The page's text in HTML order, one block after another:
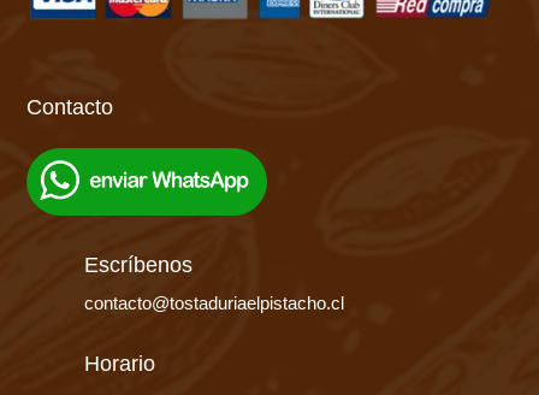
Contacto
Escríbenos
contacto@tostaduriaelpistacho.cl
Horario